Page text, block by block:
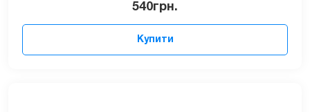
540грн.
Купити